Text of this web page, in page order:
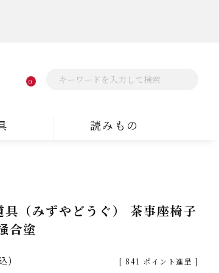
0
読みもの
具（みずやどうぐ） 茶事座椅子
合塗
[ 841 ポイント進呈 ]